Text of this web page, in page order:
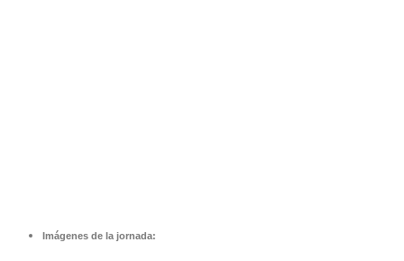
Imágenes de la jornada: